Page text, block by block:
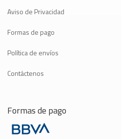
Aviso de Privacidad
Formas de pago
Política de envíos
Contáctenos
Formas de pago